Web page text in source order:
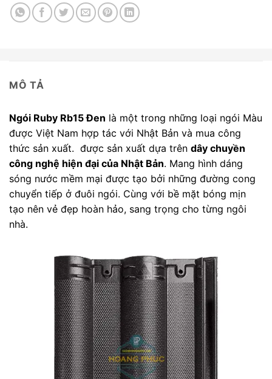
MÔ TẢ
Ngói Ruby Rb15 Đen là một trong những loại ngói Màu
được Việt Nam hợp tác với Nhật Bản và mua công
thức sản xuất. được sản xuất dựa trên dây chuyền
công nghệ hiện đại của Nhật Bản. Mang hình dáng
sóng nước mềm mại được tạo bởi những đường cong
chuyển tiếp ở đuôi ngói. Cùng với bề mặt bóng mịn
tạo nên vẻ đẹp hoàn hảo, sang trọng cho từng ngôi
nhà.